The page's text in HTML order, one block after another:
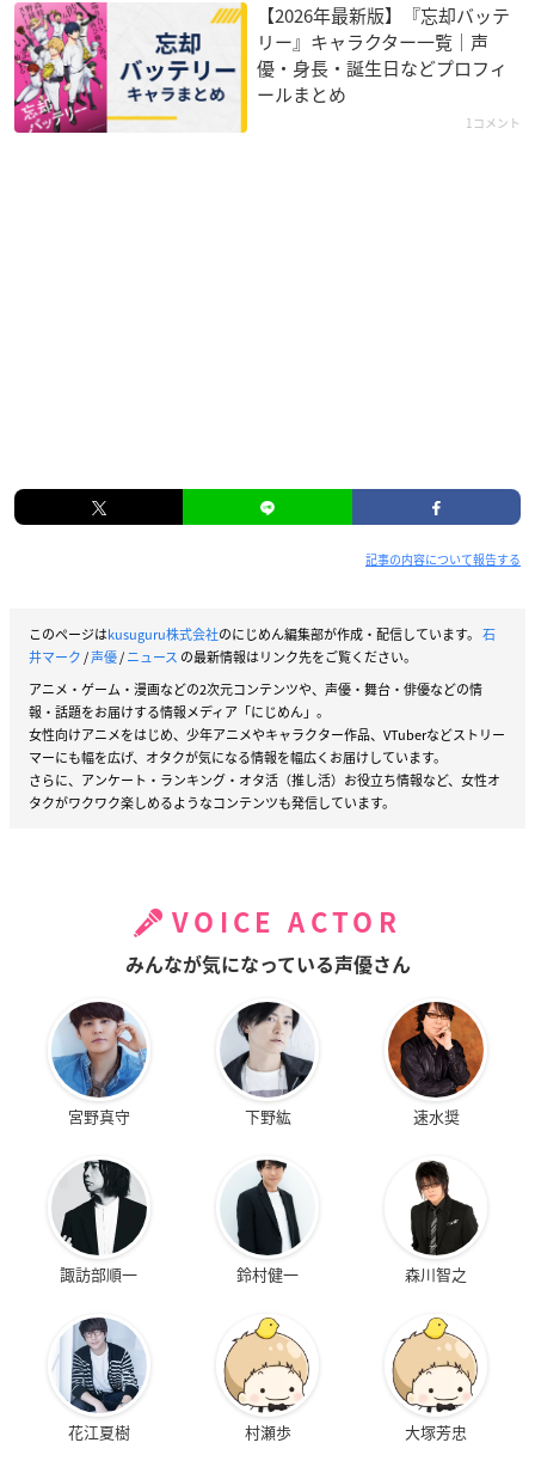
【2026年最新版】『忘却バッテ
リー』キャラクター一覧｜声
優・身長・誕生日などプロフィ
ールまとめ
1コメント
記事の内容について報告する
このページはkusuguru株式会社のにじめん編集部が作成・配信しています。 石
井マーク/声優/ニュース の最新情報はリンク先をご覧ください。
アニメ・ゲーム・漫画などの2次元コンテンツや、声優・舞台・俳優などの情
報・話題をお届けする情報メディア「にじめん」。
女性向けアニメをはじめ、少年アニメやキャラクター作品、VTuberなどストリー
マーにも幅を広げ、オタクが気になる情報を幅広くお届けしています。
さらに、アンケート・ランキング・オタ活（推し活）お役立ち情報など、女性オ
タクがワクワク楽しめるようなコンテンツも発信しています。
VOICE ACTOR
みんなが気になっている声優さん
宮野真守 下野紘 速水奨
諏訪部順一 鈴村健一 森川智之
花江夏樹 村瀬歩 大塚芳忠